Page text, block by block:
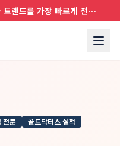
실시간 업데이트: 최신 뉴스와 트렌드를 가장 빠르게 전달합니다
전문
골드닥터스 실적